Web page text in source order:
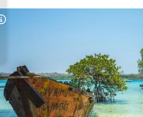
Untermenü
Untermenü
Untermenü
Copyright-Hinweis öffnen/schließen